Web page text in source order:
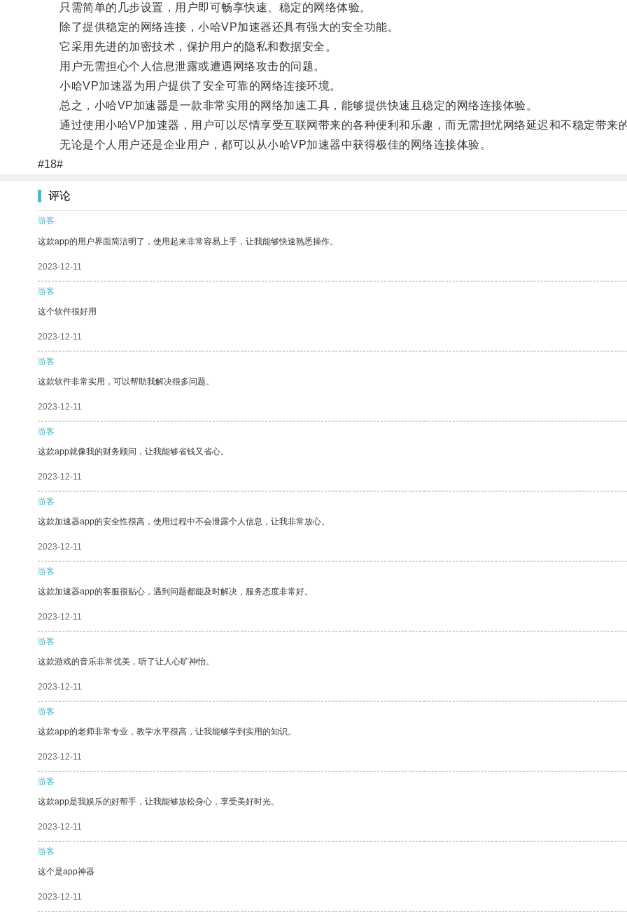
只需简单的几步设置，用户即可畅享快速、稳定的网络体验。
除了提供稳定的网络连接，小哈VP加速器还具有强大的安全功能。
它采用先进的加密技术，保护用户的隐私和数据安全。
用户无需担心个人信息泄露或遭遇网络攻击的问题。
小哈VP加速器为用户提供了安全可靠的网络连接环境。
总之，小哈VP加速器是一款非常实用的网络加速工具，能够提供快速且稳定的网络连接体验。
通过使用小哈VP加速器，用户可以尽情享受互联网带来的各种便利和乐趣，而无需担忧网络延迟和不稳定带来
无论是个人用户还是企业用户，都可以从小哈VP加速器中获得极佳的网络连接体验。
#18#
评论
游客
这款app的用户界面简洁明了，使用起来非常容易上手，让我能够快速熟悉操作。
2023-12-11
游客
这个软件很好用
2023-12-11
游客
这款软件非常实用，可以帮助我解决很多问题。
2023-12-11
游客
这款app就像我的财务顾问，让我能够省钱又省心。
2023-12-11
游客
这款加速器app的安全性很高，使用过程中不会泄露个人信息，让我非常放心。
2023-12-11
游客
这款加速器app的客服很贴心，遇到问题都能及时解决，服务态度非常好。
2023-12-11
游客
这款游戏的音乐非常优美，听了让人心旷神怡。
2023-12-11
游客
这款app的老师非常专业，教学水平很高，让我能够学到实用的知识。
2023-12-11
游客
这款app是我娱乐的好帮手，让我能够放松身心，享受美好时光。
2023-12-11
游客
这个是app神器
2023-12-11